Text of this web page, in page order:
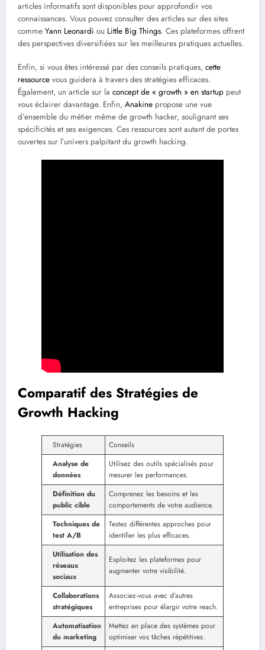
articles informatifs sont disponibles pour approfondir vos
connaissances. Vous pouvez consulter des articles sur des sites
comme Yann Leonardi ou Little Big Things. Ces plateformes offrent
des perspectives diversifiées sur les meilleures pratiques actuelles.
Enfin, si vous êtes intéressé par des conseils pratiques, cette
ressource vous guidera à travers des stratégies efficaces.
Également, un article sur la concept de « growth » en startup peut
vous éclairer davantage. Enfin, Anakine propose une vue
d’ensemble du métier même de growth hacker, soulignant ses
spécificités et ses exigences. Ces ressources sont autant de portes
ouvertes sur l’univers palpitant du growth hacking.
Comparatif des Stratégies de
Growth Hacking
Stratégies
Conseils
Analyse de
données
Utilisez des outils spécialisés pour
mesurer les performances.
Définition du
public cible
Comprenez les besoins et les
comportements de votre audience.
Techniques de
test A/B
Testez différentes approches pour
identifier les plus efficaces.
Utilisation des
réseaux
sociaux
Exploitez les plateformes pour
augmenter votre visibilité.
Collaborations
stratégiques
Associez-vous avec d’autres
entreprises pour élargir votre reach.
Automatisation
du marketing
Mettez en place des systèmes pour
optimiser vos tâches répétitives.